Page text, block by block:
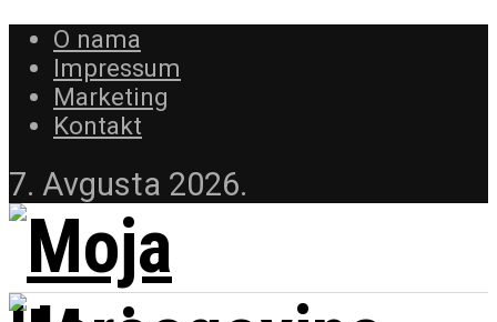
O nama
Impressum
Marketing
Kontakt
7. Avgusta 2026.